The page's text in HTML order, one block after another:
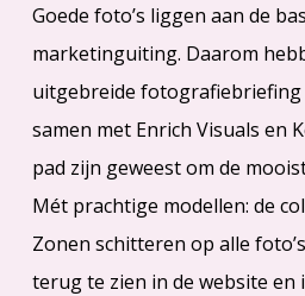
Goede foto’s liggen aan de
marketinguiting. Daarom
uitgebreide fotografiebriefing
samen met Enrich Visuals en
pad zijn geweest om de
Mét prachtige modellen: de
Zonen schitteren op alle
terug te zien in de website en